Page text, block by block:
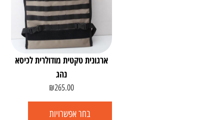
ארגונית טקטית מודולרית לכיסא
נהג
₪265.00
בחר אפשרויות